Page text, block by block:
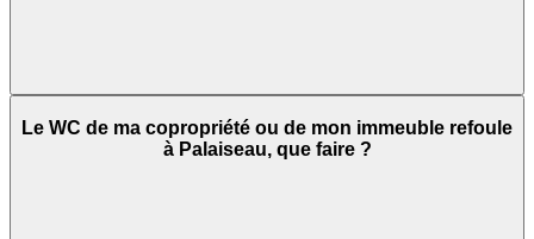
Le WC de ma copropriété ou de mon immeuble refoule
à Palaiseau, que faire ?